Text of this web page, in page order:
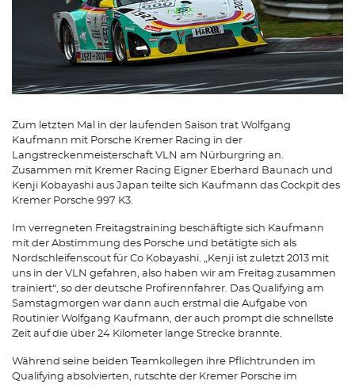
Zum letzten Mal in der laufenden Saison trat Wolfgang
Kaufmann mit Porsche Kremer Racing in der
Langstreckenmeisterschaft VLN am Nürburgring an.
Zusammen mit Kremer Racing Eigner Eberhard Baunach und
Kenji Kobayashi aus Japan teilte sich Kaufmann das Cockpit des
Kremer Porsche 997 K3.
Im verregneten Freitagstraining beschäftigte sich Kaufmann
mit der Abstimmung des Porsche und betätigte sich als
Nordschleifenscout für Co Kobayashi. „Kenji ist zuletzt 2013 mit
uns in der VLN gefahren, also haben wir am Freitag zusammen
trainiert“, so der deutsche Profirennfahrer. Das Qualifying am
Samstagmorgen war dann auch erstmal die Aufgabe von
Routinier Wolfgang Kaufmann, der auch prompt die schnellste
Zeit auf die über 24 Kilometer lange Strecke brannte.
Während seine beiden Teamkollegen ihre Pflichtrunden im
Qualifying absolvierten, rutschte der Kremer Porsche im